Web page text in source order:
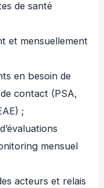
de santé
et mensuellement
en besoin de
contact (PSA,
;
mensuel
acteurs et relais